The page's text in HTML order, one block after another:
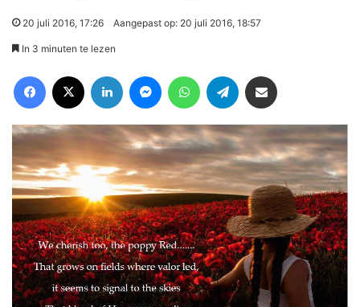
20 juli 2016, 17:26 Aangepast op: 20 juli 2016, 18:57
In 3 minuten te lezen